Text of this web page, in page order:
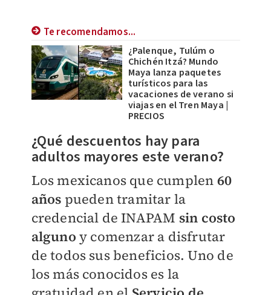
Te recomendamos...
¿Palenque, Tulúm o
Chichén Itzá? Mundo
Maya lanza paquetes
turísticos para las
vacaciones de verano si
viajas en el Tren Maya |
PRECIOS
¿Qué descuentos hay para
adultos mayores este verano?
Los mexicanos que cumplen 60
años pueden tramitar la
credencial de INAPAM sin costo
alguno y comenzar a disfrutar
de todos sus beneficios. Uno de
los más conocidos es la